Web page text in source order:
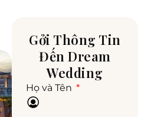
Gởi Thông Tin
Đến Dream
Wedding
Họ và Tên